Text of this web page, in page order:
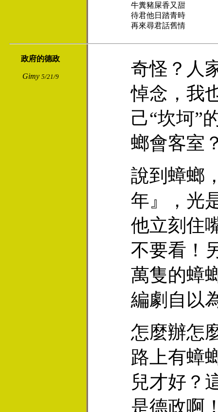
牛糞豬屎香又甜
待君他日踏青時
再來尋君話舊情
政府的德政
Gimy 5/21/9
奇怪？人
悼念，我
己“坎坷”
螂會客室
說到蟑螂
年』，光
他立刻住
不要看！
萬隻的蟑
編劇自以
怎麼辦怎
路上有蟑
兒才好？
是德政啊